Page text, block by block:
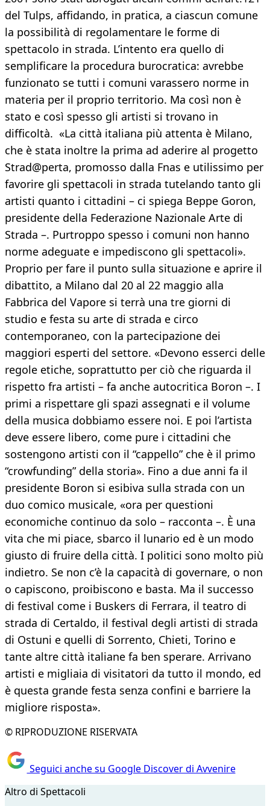
del Tulps, affidando, in pratica, a ciascun comune
la possibilità di regolamentare le forme di
spettacolo in strada. L’intento era quello di
semplificare la procedura burocratica: avrebbe
funzionato se tutti i comuni varassero norme in
materia per il proprio territorio. Ma così non è
stato e così spesso gli artisti si trovano in
difficoltà. «La città italiana più attenta è Milano,
che è stata inoltre la prima ad aderire al progetto
Strad@perta, promosso dalla Fnas e utilissimo per
favorire gli spettacoli in strada tutelando tanto gli
artisti quanto i cittadini – ci spiega Beppe Goron,
presidente della Federazione Nazionale Arte di
Strada –. Purtroppo spesso i comuni non hanno
norme adeguate e impediscono gli spettacoli».
Proprio per fare il punto sulla situazione e aprire il
dibattito, a Milano dal 20 al 22 maggio alla
Fabbrica del Vapore si terrà una tre giorni di
studio e festa su arte di strada e circo
contemporaneo, con la partecipazione dei
maggiori esperti del settore. «Devono esserci delle
regole etiche, soprattutto per ciò che riguarda il
rispetto fra artisti – fa anche autocritica Boron –. I
primi a rispettare gli spazi assegnati e il volume
della musica dobbiamo essere noi. E poi l’artista
deve essere libero, come pure i cittadini che
sostengono artisti con il “cappello” che è il primo
“crowfunding” della storia». Fino a due anni fa il
presidente Boron si esibiva sulla strada con un
duo comico musicale, «ora per questioni
economiche continuo da solo – racconta –. È una
vita che mi piace, sbarco il lunario ed è un modo
giusto di fruire della città. I politici sono molto più
indietro. Se non c’è la capacità di governare, o non
o capiscono, proibiscono e basta. Ma il successo
di festival come i Buskers di Ferrara, il teatro di
strada di Certaldo, il festival degli artisti di strada
di Ostuni e quelli di Sorrento, Chieti, Torino e
tante altre città italiane fa ben sperare. Arrivano
artisti e migliaia di visitatori da tutto il mondo, ed
è questa grande festa senza confini e barriere la
migliore risposta».
© RIPRODUZIONE RISERVATA
Seguici anche su Google Discover di Avvenire
Altro di Spettacoli